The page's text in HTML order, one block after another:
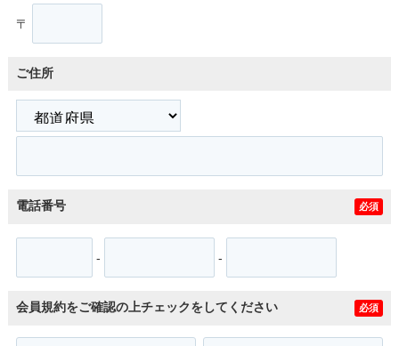
〒
ご住所
電話番号 必須
- -
会員規約をご確認の上チェックをしてください 必須